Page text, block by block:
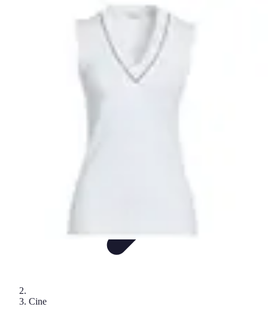
Festivales de Música Festivales Videojuegos
Cine